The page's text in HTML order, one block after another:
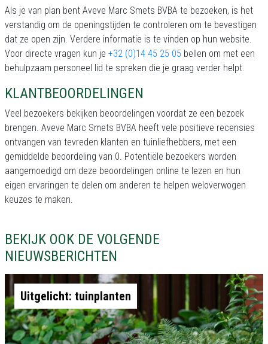
Als je van plan bent Aveve Marc Smets BVBA te bezoeken, is het
verstandig om de openingstijden te controleren om te bevestigen
dat ze open zijn. Verdere informatie is te vinden op hun website.
Voor directe vragen kun je +32 (0)14 45 25 05 bellen om met een
behulpzaam personeel lid te spreken die je graag verder helpt.
KLANTBEOORDELINGEN
Veel bezoekers bekijken beoordelingen voordat ze een bezoek
brengen. Aveve Marc Smets BVBA heeft vele positieve recensies
ontvangen van tevreden klanten en tuinliefhebbers, met een
gemiddelde beoordeling van 0. Potentiële bezoekers worden
aangemoedigd om deze beoordelingen online te lezen en hun
eigen ervaringen te delen om anderen te helpen weloverwogen
keuzes te maken.
BEKIJK OOK DE VOLGENDE
NIEUWSBERICHTEN
Uitgelicht: tuinplanten